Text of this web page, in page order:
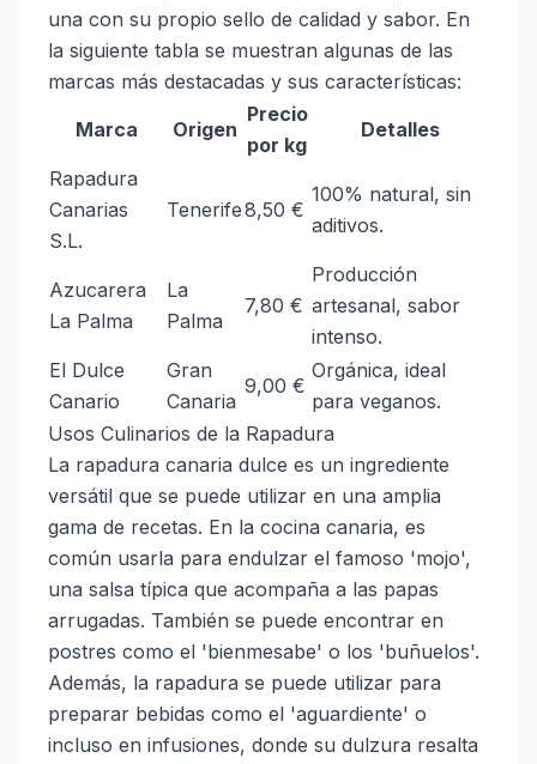
una con su propio sello de calidad y sabor. En
la siguiente tabla se muestran algunas de las
marcas más destacadas y sus características:
Marca
Origen
Precio
por kg
Detalles
Rapadura
Canarias
S.L.
Tenerife8,50 €
100% natural, sin
aditivos.
Azucarera
La Palma
La
Palma
7,80 €
Producción
artesanal, sabor
intenso.
El Dulce
Canario
Gran
Canaria
9,00 €
Orgánica, ideal
para veganos.
Usos Culinarios de la Rapadura
La rapadura canaria dulce es un ingrediente
versátil que se puede utilizar en una amplia
gama de recetas. En la cocina canaria, es
común usarla para endulzar el famoso 'mojo',
una salsa típica que acompaña a las papas
arrugadas. También se puede encontrar en
postres como el 'bienmesabe' o los 'buñuelos'.
Además, la rapadura se puede utilizar para
preparar bebidas como el 'aguardiente' o
incluso en infusiones, donde su dulzura resalta